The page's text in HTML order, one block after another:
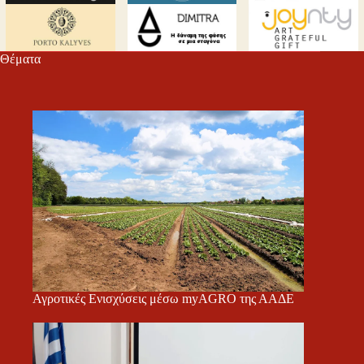
m
εί
τε
Θέματα
Αγροτικές Ενισχύσεις μέσω myAGRO της ΑΑΔΕ